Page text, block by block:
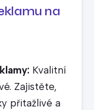
na
Kvalitní
Zajistěte,
přitažlivé a